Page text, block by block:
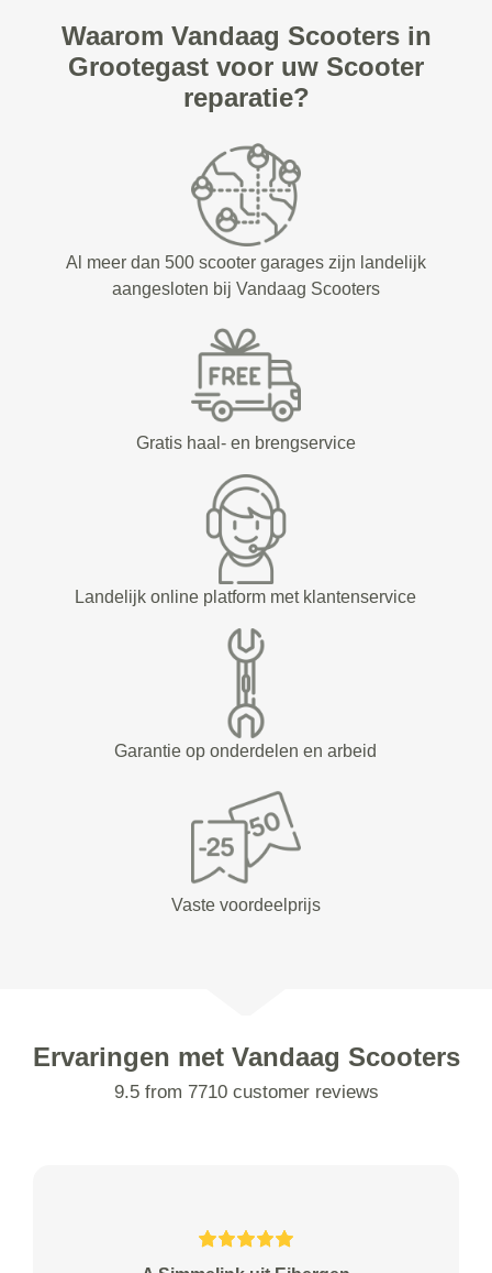
Waarom Vandaag Scooters in
Grootegast voor uw Scooter
reparatie?
Al meer dan 500 scooter garages zijn landelijk
aangesloten bij Vandaag Scooters
Gratis haal- en brengservice
Landelijk online platform met klantenservice
Garantie op onderdelen en arbeid
Vaste voordeelprijs
Ervaringen met Vandaag Scooters
9.5 from 7710 customer reviews